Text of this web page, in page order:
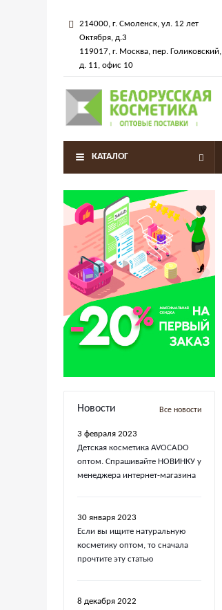
214000, г. Смоленск, ул. 12 лет
Октября, д.3
119017, г. Москва, пер. Голиковский,
д. 11, офис 10
КАТАЛОГ
Новости Все новости
3 февраля 2023
Детская косметика AVOCADO
оптом. Спрашивайте НОВИНКУ у
менеджера интернет-магазина
30 января 2023
Если вы ищите натуральную
косметику оптом, то сначала
прочтите эту статью
8 декабря 2022